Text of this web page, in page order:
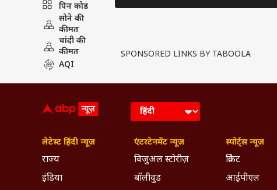
पिन कोड
सोने की
कीमत
चांदी की
कीमत
AQI
SPONSORED LINKS BY TABOOLA
लेटेस्ट हिंदी न्यूज़
राज्य
इंडिया
एंटरटेनमेंट न्यूज़
विजुअल स्टोरीज़
बॉलीवुड
स्पोर्ट्स न्यूज़
क्रिकेट
आईपीएल